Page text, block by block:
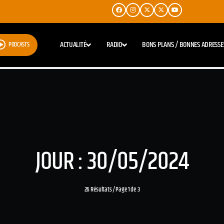
PODCASTS ACTUALITÉ RADIO BONS PLANS / BONNES
JOUR : 30/05/2024
26 Résultats / Page 1 de 3